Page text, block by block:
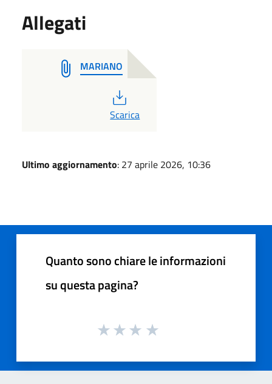
Allegati
MARIANO
PDF
Scarica
Ultimo aggiornamento: 27 aprile 2026, 10:36
Quanto sono chiare le informazioni
su questa pagina?